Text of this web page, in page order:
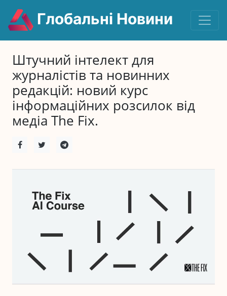
Глобальні Новини
Штучний інтелект для
журналістів та новинних
редакцій: новий курс
інформаційних розсилок від
медіа The Fix.